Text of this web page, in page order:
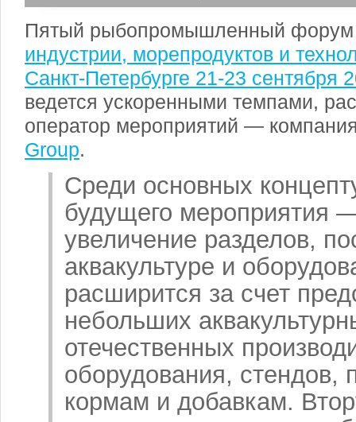
Пятый рыбопромышленный
индустрии, морепродуктов и
Санкт-Петербурге 21-23 сентября
ведется ускоренными темпами,
оператор мероприятий —
Group.
Среди основных
будущего мероприятия
увеличение разделов,
аквакультуре и
расширится за счет
небольших
отечественных
оборудования, стендов,
кормам и добавкам.